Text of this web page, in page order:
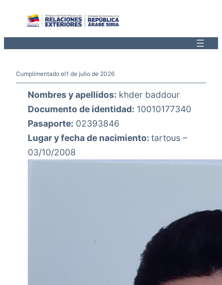
Cumplimentado el1 de julio de 2026
Nombres y apellidos: khder baddour
Documento de identidad: 10010177340
Pasaporte: 02393846
Lugar y fecha de nacimiento: tartous –
03/10/2008